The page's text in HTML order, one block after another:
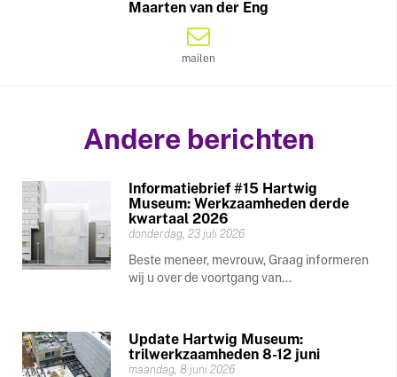
Maarten van der Eng
mailen
Andere berichten
Informatiebrief #15 Hartwig
Museum: Werkzaamheden derde
kwartaal 2026
donderdag, 23 juli 2026
Beste meneer, mevrouw, Graag informeren
wij u over de voortgang van...
Update Hartwig Museum:
trilwerkzaamheden 8-12 juni
maandag, 8 juni 2026